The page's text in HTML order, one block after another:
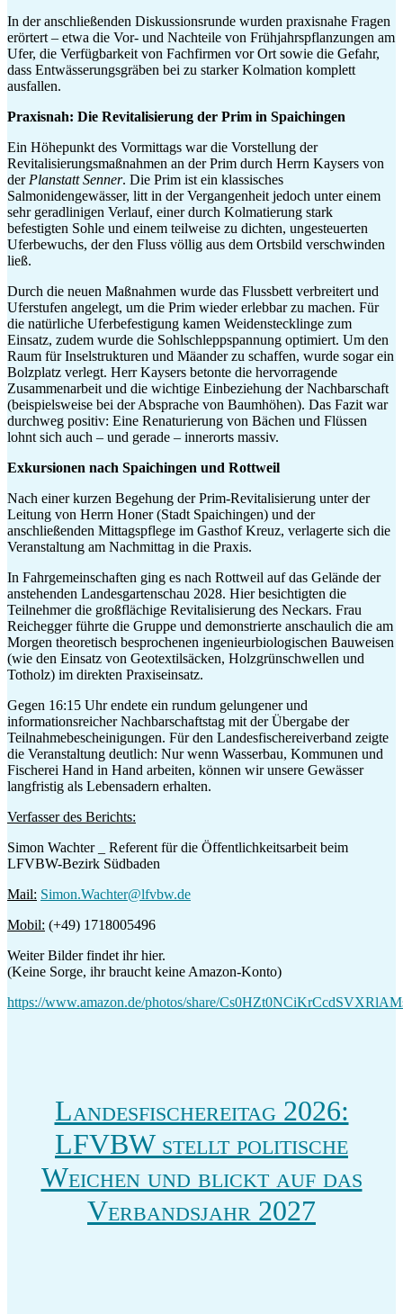
In der anschließenden Diskussionsrunde wurden praxisnahe Fragen
erörtert – etwa die Vor- und Nachteile von Frühjahrspflanzungen am
Ufer, die Verfügbarkeit von Fachfirmen vor Ort sowie die Gefahr,
dass Entwässerungsgräben bei zu starker Kolmation komplett
ausfallen.
Praxisnah: Die Revitalisierung der Prim in Spaichingen
Ein Höhepunkt des Vormittags war die Vorstellung der
Revitalisierungsmaßnahmen an der Prim durch Herrn Kaysers von
der Planstatt Senner. Die Prim ist ein klassisches
Salmonidengewässer, litt in der Vergangenheit jedoch unter einem
sehr geradlinigen Verlauf, einer durch Kolmatierung stark
befestigten Sohle und einem teilweise zu dichten, ungesteuerten
Uferbewuchs, der den Fluss völlig aus dem Ortsbild verschwinden
ließ.
Durch die neuen Maßnahmen wurde das Flussbett verbreitert und
Uferstufen angelegt, um die Prim wieder erlebbar zu machen. Für
die natürliche Uferbefestigung kamen Weidenstecklinge zum
Einsatz, zudem wurde die Sohlschleppspannung optimiert. Um den
Raum für Inselstrukturen und Mäander zu schaffen, wurde sogar ein
Bolzplatz verlegt. Herr Kaysers betonte die hervorragende
Zusammenarbeit und die wichtige Einbeziehung der Nachbarschaft
(beispielsweise bei der Absprache von Baumhöhen). Das Fazit war
durchweg positiv: Eine Renaturierung von Bächen und Flüssen
lohnt sich auch – und gerade – innerorts massiv.
Exkursionen nach Spaichingen und Rottweil
Nach einer kurzen Begehung der Prim-Revitalisierung unter der
Leitung von Herrn Honer (Stadt Spaichingen) und der
anschließenden Mittagspflege im Gasthof Kreuz, verlagerte sich die
Veranstaltung am Nachmittag in die Praxis.
In Fahrgemeinschaften ging es nach Rottweil auf das Gelände der
anstehenden Landesgartenschau 2028. Hier besichtigten die
Teilnehmer die großflächige Revitalisierung des Neckars. Frau
Reichegger führte die Gruppe und demonstrierte anschaulich die am
Morgen theoretisch besprochenen ingenieurbiologischen Bauweisen
(wie den Einsatz von Geotextilsäcken, Holzgrünschwellen und
Totholz) im direkten Praxiseinsatz.
Gegen 16:15 Uhr endete ein rundum gelungener und
informationsreicher Nachbarschaftstag mit der Übergabe der
Teilnahmebescheinigungen. Für den Landesfischereiverband zeigte
die Veranstaltung deutlich: Nur wenn Wasserbau, Kommunen und
Fischerei Hand in Hand arbeiten, können wir unsere Gewässer
langfristig als Lebensadern erhalten.
Verfasser des Berichts:
Simon Wachter _ Referent für die Öffentlichkeitsarbeit beim
LFVBW-Bezirk Südbaden
Mail: Simon.Wachter@lfvbw.de
Mobil: (+49) 1718005496
Weiter Bilder findet ihr hier.
(Keine Sorge, ihr braucht keine Amazon-Konto)
https://www.amazon.de/photos/share/
Landesfischereitag 2026:
LFVBW stellt politische
Weichen und blickt auf das
Verbandsjahr 2027